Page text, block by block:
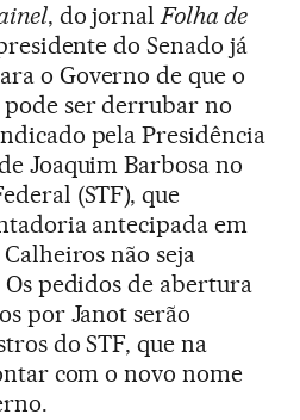
, do jornalFolha de
do Senado já
o Governo de que o
ser derrubar no
pela Presidência
Joaquim Barbosa no
(STF), que
antecipada em
não seja
pedidos de abertura
por Janot serão
do STF, que na
com o novo nome